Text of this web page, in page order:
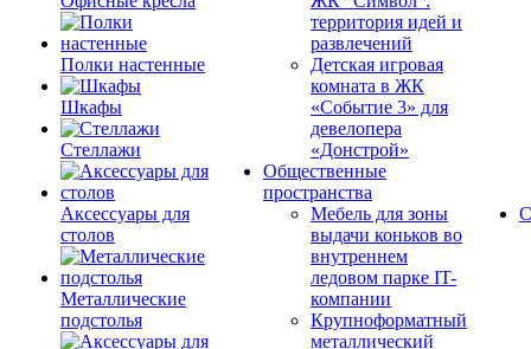
Полки настенные
Шкафы
Стеллажи
Аксессуары для
столов
Металлические
подстолья
территория идей и
развлечений
Детская игровая
комната в ЖК
«Событие 3» для
девелопера
«Донстрой»
Общественные
пространства
Мебель для зоны
выдачи коньков во
внутреннем
ледовом парке IT-
компании
Крупноформатный
металлический